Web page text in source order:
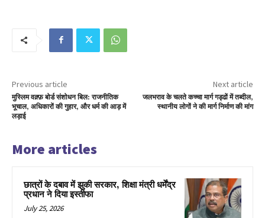
Previous article
मुस्लिम वक़्फ़ बोर्ड संशोधन बिल: राजनीतिक
भूचाल, अधिकारों की गुहार, और धर्म की आड़ में
लड़ाई
Next article
जलभराव के चलते कच्चा मार्ग गड्ढों में तब्दील,
स्थानीय लोगों ने की मार्ग निर्माण की मांग
More articles
छात्रों के दबाव में झुकी सरकार, शिक्षा मंत्री धर्मेंद्र
प्रधान ने दिया इस्तीफा
July 25, 2026